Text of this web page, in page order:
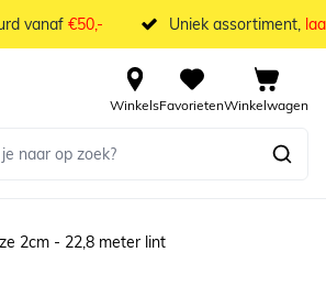
vanaf€50,- Uniek assortiment,
WinkelsFavorietenWinkelwagen
2cm - 22,8 meter lint